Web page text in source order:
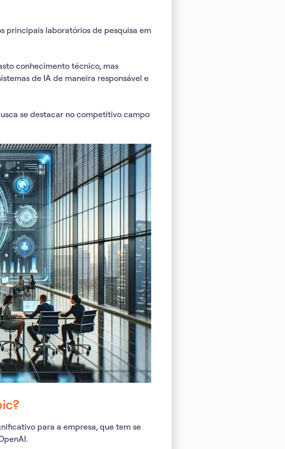
principais laboratórios de pesquisa em
conhecimento técnico, mas
de IA de maneira responsável e
se destacar no competitivo campo
para a empresa, que tem se